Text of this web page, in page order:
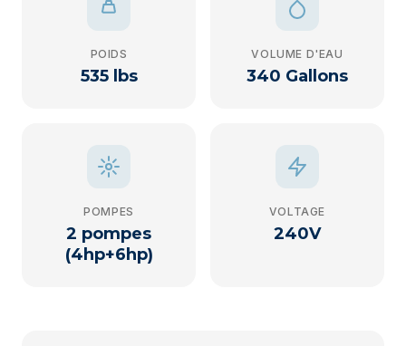
POIDS
535 lbs
VOLUME D'EAU
340 Gallons
POMPES
2 pompes
(4hp+6hp)
VOLTAGE
240V